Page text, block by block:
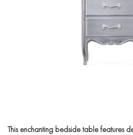
This enchanting bedside table features